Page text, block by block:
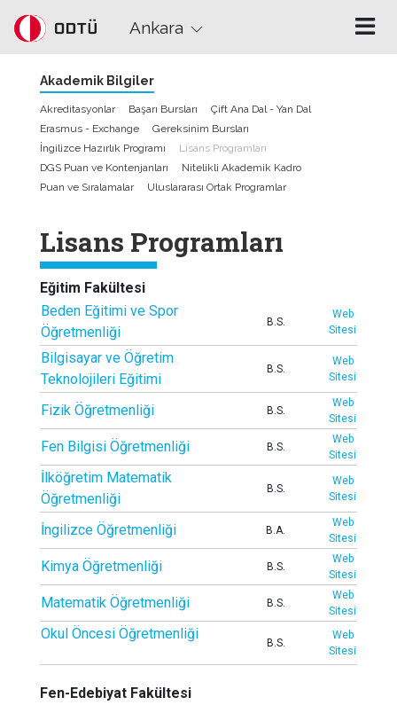
Skip to main content
Ankara
Akademik Bilgiler
Akreditasyonlar Başarı Bursları
Çift Ana Dal - Yan Dal
Erasmus - Exchange
Gereksinim Bursları
İngilizce Hazırlık Programı
Lisans Programları
DGS Puan ve Kontenjanları
Nitelikli Akademik Kadro
Puan ve Sıralamalar
Uluslararası Ortak Programlar
Lisans Programları
Eğitim Fakültesi
Beden Eğitimi ve Spor
Öğretmenliği
B.S.
Web
Sitesi
Bilgisayar ve Öğretim
Teknolojileri Eğitimi
B.S.
Web
Sitesi
Fizik Öğretmenliği B.S.
Web
Sitesi
Fen Bilgisi Öğretmenliği B.S.
Web
Sitesi
İlköğretim Matematik
Öğretmenliği
B.S.
Web
Sitesi
İngilizce Öğretmenliği B.A.
Web
Sitesi
Kimya Öğretmenliği B.S.
Web
Sitesi
Matematik Öğretmenliği B.S.
Web
Sitesi
Okul Öncesi Öğretmenliği
B.S.
Web
Sitesi
Fen-Edebiyat Fakültesi